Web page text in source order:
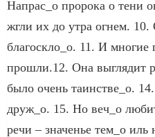
Напрас_о пророка о тени
жгли их до утра огнем.
благоскло_о. 11. И
прошли.12. Она выглядит
было очень таинстве_о.
друж_о. 15. Но веч_о
речи – значенье тем_о